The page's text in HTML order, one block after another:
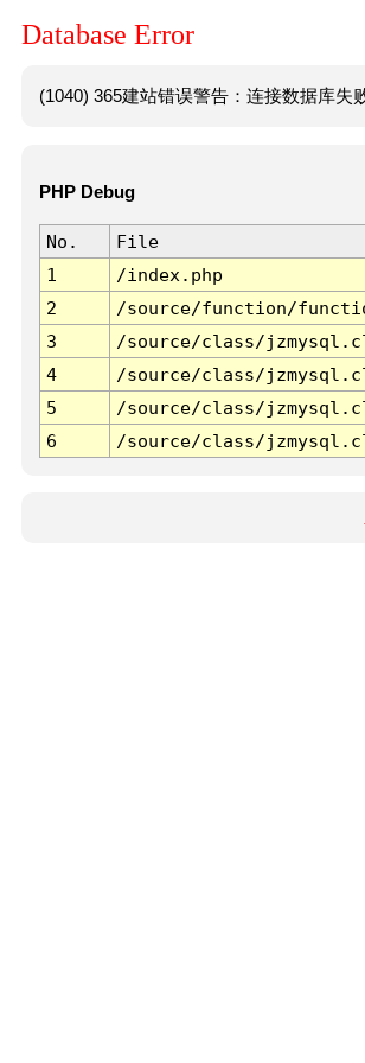
Database Error
(1040) 365建站错误警告：连接数据库失
PHP Debug
No. File
1
/index.php
2
/source/function/
3
/source/class/
4
/source/class/
5
/source/class/
6
/source/class/